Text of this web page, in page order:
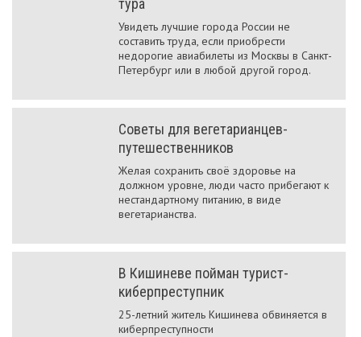
тура
Увидеть лучшие города России не
составить труда, если приобрести
недорогие авиабилеты из Москвы в Санкт-
Петербург или в любой другой город.
Советы для вегетарианцев-
путешественников
Желая сохранить своё здоровье на
должном уровне, люди часто прибегают к
нестандартному питанию, в виде
вегетарианства.
В Кишиневе пойман турист-
киберпреступник
25-летний житель Кишинева обвиняется в
киберпреступности